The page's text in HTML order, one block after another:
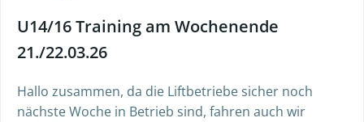
U14/16 Training am Wochenende
21./22.03.26
Hallo zusammen, da die Liftbetriebe sicher noch
nächste Woche in Betrieb sind, fahren auch wir